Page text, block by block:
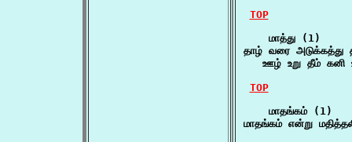
TOP
    மாத்து (1)
தாழ் வரை அடுக்கத்து
ஊழ் உறு தீம்
TOP
    மாதங்கம் (1)
மாதங்கம் என்று